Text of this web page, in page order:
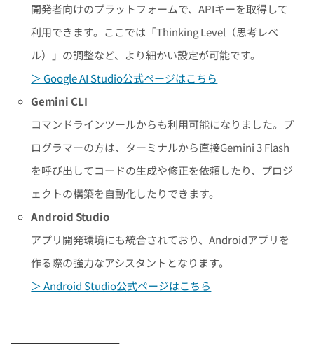
開発者向けのプラットフォームで、APIキーを取得して
利用できます。ここでは「Thinking Level（思考レベ
ル）」の調整など、より細かい設定が可能です。
＞ Google AI Studio公式ページはこちら
Gemini CLI
コマンドラインツールからも利用可能になりました。プ
ログラマーの方は、ターミナルから直接Gemini 3 Flash
を呼び出してコードの生成や修正を依頼したり、プロジ
ェクトの構築を自動化したりできます。
Android Studio
アプリ開発環境にも統合されており、Androidアプリを
作る際の強力なアシスタントとなります。
＞ Android Studio公式ページはこちら